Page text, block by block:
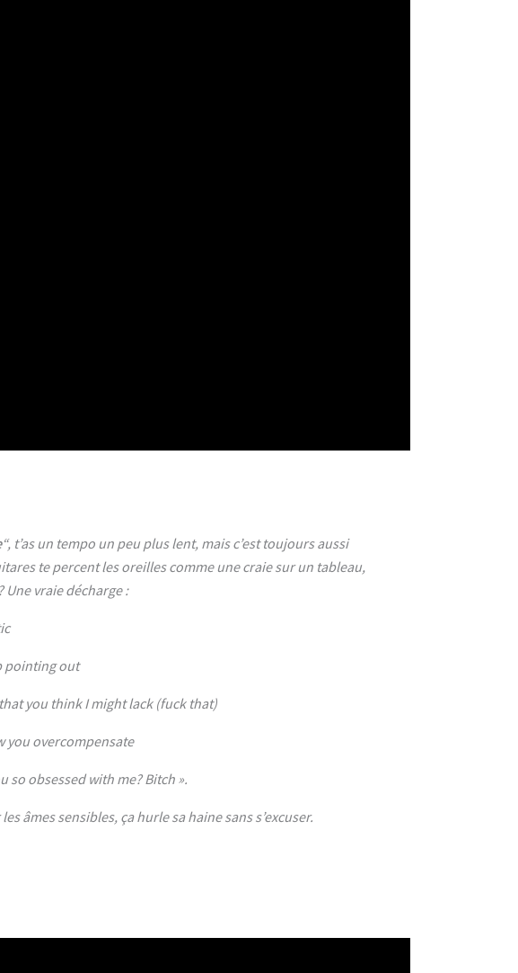
“, t’as un tempo un peu plus lent, mais c’est toujours aussi
te percent les oreilles comme une craie sur un tableau,
Une vraie décharge :
pointing out
you think I might lack (fuck that)
you overcompensate
so obsessed with me? Bitch ».
les âmes sensibles, ça hurle sa haine sans s’excuser.